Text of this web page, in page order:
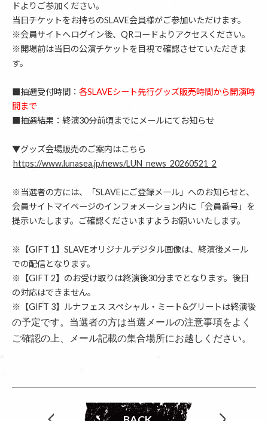
ドよりご参加ください。
当日チケットをお持ちのSLAVE会員様がご参加いただけます。
※会員サイトへログイン後、QRコードよりアクセスください。
※開場前は当日の公演チケットを目視で確認させていただきま
す。
■抽選受付時間： 各SLAVEシート先行グッズ販売時間から開演時
間まで
■抽選結果：終演30分前頃までにメールにてお知らせ
▼グッズ会場販売のご案内はこちら
https://www.lunasea.jp/news/LUN_news_20260521_2
※当選者の方には、「SLAVEにご登録メール」へのお知らせと、
会員サイトマイページのインフォメーション内に「会員番号」を
提示いたします。ご確認くださいますようお願いいたします。
※【GIFT 1】SLAVEオリジナルデジタル画像は、終演後メール
での配信となります。
※【GIFT 2】のお受け取りは終演後30分までとなります。後日
の対応はできません。
※【GIFT 3】ルナフェス スペシャル・ミート&グリートは終演後
の予定です。当選者の方は当選メールの注意事項をよく
ご確認の上、メール記載の集合場所にお越しください。